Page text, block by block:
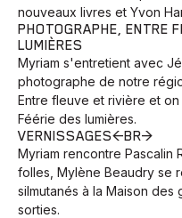
nouveaux livres et Yvon
PHOTOGRAPHE, ENTRE
LUMIÈRES
Myriam s'entretient avec
photographe de notre
Entre fleuve et rivière et
Féérie des lumières.
VERNISSAGES<BR>
Myriam rencontre Pascalin
folles, Mylène Beaudry se
silmutanés à la Maison
sorties.